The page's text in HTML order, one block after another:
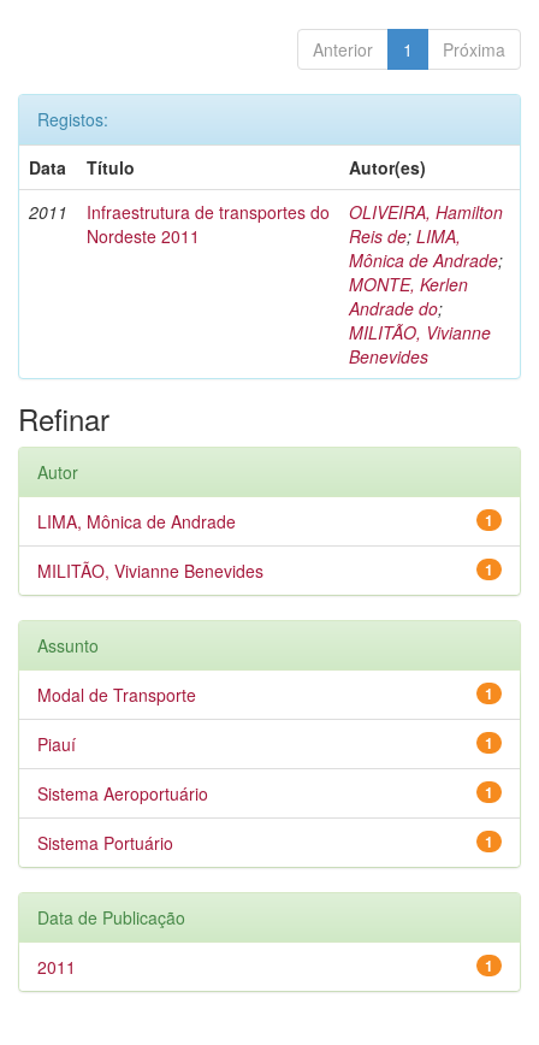
Anterior 1 Próxima
Registos:
Data
Título
Autor(es)
2011
Infraestrutura de transportes do
Nordeste 2011
OLIVEIRA, Hamilton
Reis de; LIMA,
Mônica de Andrade;
MONTE, Kerlen
Andrade do;
MILITÃO, Vivianne
Benevides
Refinar
Autor
1
LIMA, Mônica de Andrade
1
MILITÃO, Vivianne Benevides
Assunto
1
Modal de Transporte
1
Piauí
1
Sistema Aeroportuário
1
Sistema Portuário
Data de Publicação
1
2011